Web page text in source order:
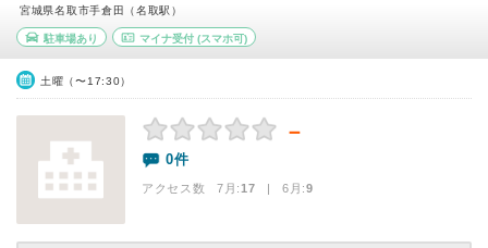
宮城県名取市手倉田（名取駅）
駐車場あり マイナ受付(スマホ可)
土曜（〜17:30）
－
0件
アクセス数 7月:17 | 6月:9